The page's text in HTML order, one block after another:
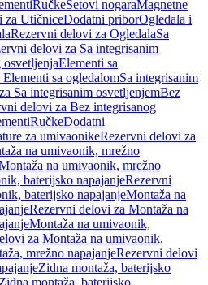
RučkeSetovi nogaraMagnetne
za UtičniceDodatni priborOgledala i
Rezervni delovi za OgledalaSa
delovi za Sa integrisanim
osvetljenjaElementi sa
sa ogledalomSa integrisanim
Sa integrisanim osvetljenjemBez
delovi za Bez integrisanog
RučkeDodatni
za umivaonikeRezervni delovi za
na umivaonik, mrežno
na umivaonik, mrežno
baterijsko napajanjeRezervni
baterijsko napajanjeMontaža na
Rezervni delovi za Montaža na
Montaža na umivaonik,
za Montaža na umivaonik,
mrežno napajanjeRezervni delovi
Zidna montaža, baterijsko
montaža, baterijsko